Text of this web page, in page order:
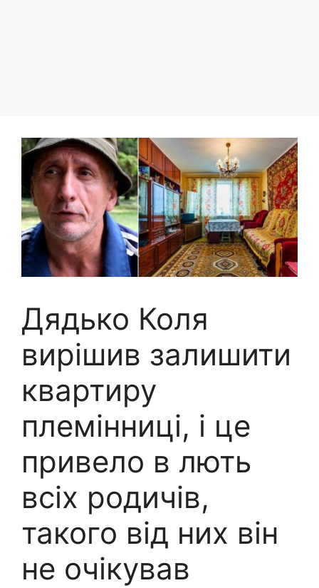
Дядько Коля
вирішив залишити
квартиру
племінниці, і це
привело в лють
всіх родичів,
такого від них він
не очікував